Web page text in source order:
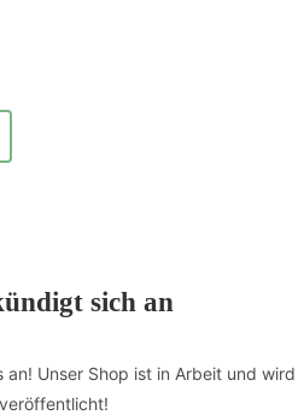
sich an
an! Unser Shop ist in Arbeit und wird